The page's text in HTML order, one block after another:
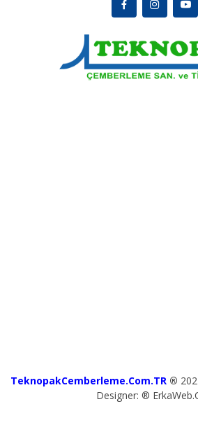
TeknopakCemberleme.Com.TR ®
Designer: ®